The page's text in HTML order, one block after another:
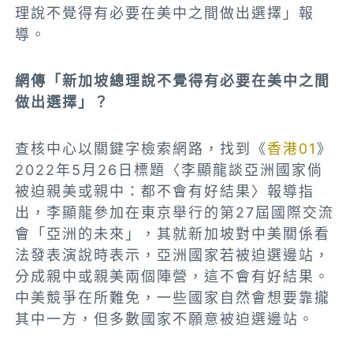
理說不覺得有必要在美中之間做出選擇」報
導。
網傳「新加坡總理說不覺得有必要在美中之間
做出選擇」？
查核中心以關鍵字檢索網路，找到《香港01 》
2022年5月26日標題〈李顯龍談亞洲國家倘
被迫親美或親中：都不會有好結果〉報導指
出，李顯龍參加在東京舉行的第27屆國際交流
會「亞洲的未來」，其就新加坡對中美關係看
法發表演說時表示，亞洲國家若被迫選邊站，
分成親中或親美兩個陣營，這不會有好結果。
中美競爭在所難免，一些國家自然會想要靠攏
其中一方，但多數國家不願意被迫選邊站。